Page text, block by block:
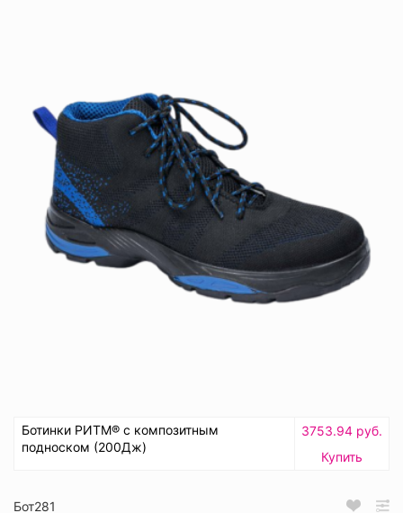
Ботинки РИТМ® с композитным
подноском (200Дж)
3753.94 руб.
Купить
Бот281